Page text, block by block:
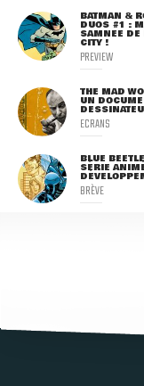
BATMAN &
DUOS #1 :
SAMNEE DE
CITY !
PREVIEW
THE MAD
UN
ECRANS
BLUE
SÉRIE
BRÈVE